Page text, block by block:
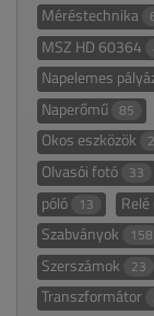
Méréstechnika
MSZ HD 60364
Napelemes
Naperőmű 85
Okos eszközök
Olvasói fotó 33
póló 13 Relé
Szabványok 158
Szerszámok 23
Transzformátor